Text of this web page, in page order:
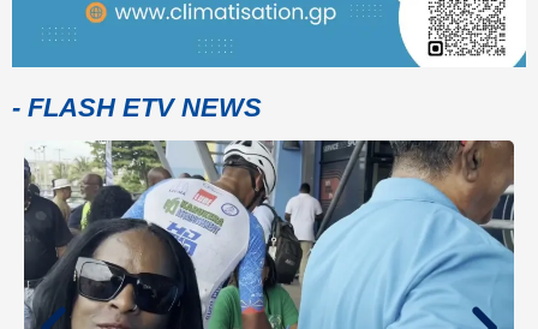
- FLASH ETV NEWS